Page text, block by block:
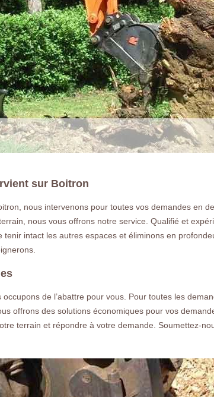
LA RÉFÉRENCE EN
Déssouchage à Boitron 77750 Vous
gratuit rapide.
Nos réalisations Nous
sur Boitron
nous intervenons pour toutes vos demandes en
nous vous offrons notre service. Qualifié et
intact les autres espaces et éliminons en
de l’abattre pour vous. Pour toutes les
offrons des solutions économiques pour vos
terrain et répondre à votre demande. Soumettez-